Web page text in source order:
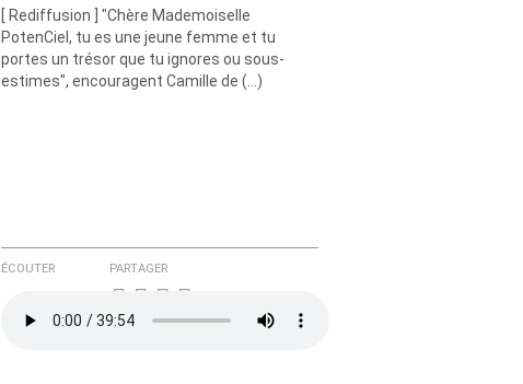
[ Rediffusion ] "Chère Mademoiselle
PotenCiel, tu es une jeune femme et tu
portes un trésor que tu ignores ou sous-
estimes", encouragent Camille de (…)
ÉCOUTER PARTAGER